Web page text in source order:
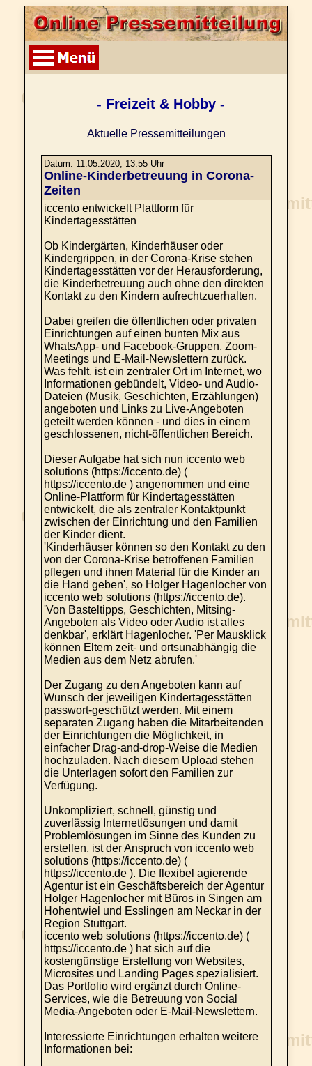
- Freizeit & Hobby -
Aktuelle Pressemitteilungen
Datum: 11.05.2020, 13:55 Uhr
Online-Kinderbetreuung in Corona-
Zeiten
iccento entwickelt Plattform für
Kindertagesstätten
Ob Kindergärten, Kinderhäuser oder
Kindergrippen, in der Corona-Krise stehen
Kindertagesstätten vor der Herausforderung,
die Kinderbetreuung auch ohne den direkten
Kontakt zu den Kindern aufrechtzuerhalten.
Dabei greifen die öffentlichen oder privaten
Einrichtungen auf einen bunten Mix aus
WhatsApp- und Facebook-Gruppen, Zoom-
Meetings und E-Mail-Newslettern zurück.
Was fehlt, ist ein zentraler Ort im Internet, wo
Informationen gebündelt, Video- und Audio-
Dateien (Musik, Geschichten, Erzählungen)
angeboten und Links zu Live-Angeboten
geteilt werden können - und dies in einem
geschlossenen, nicht-öffentlichen Bereich.
Dieser Aufgabe hat sich nun iccento web
solutions (https://iccento.de) (
https://iccento.de ) angenommen und eine
Online-Plattform für Kindertagesstätten
entwickelt, die als zentraler Kontaktpunkt
zwischen der Einrichtung und den Familien
der Kinder dient.
'Kinderhäuser können so den Kontakt zu den
von der Corona-Krise betroffenen Familien
pflegen und ihnen Material für die Kinder an
die Hand geben', so Holger Hagenlocher von
iccento web solutions (https://iccento.de).
'Von Basteltipps, Geschichten, Mitsing-
Angeboten als Video oder Audio ist alles
denkbar', erklärt Hagenlocher. 'Per Mausklick
können Eltern zeit- und ortsunabhängig die
Medien aus dem Netz abrufen.'
Der Zugang zu den Angeboten kann auf
Wunsch der jeweiligen Kindertagesstätten
passwort-geschützt werden. Mit einem
separaten Zugang haben die Mitarbeitenden
der Einrichtungen die Möglichkeit, in
einfacher Drag-and-drop-Weise die Medien
hochzuladen. Nach diesem Upload stehen
die Unterlagen sofort den Familien zur
Verfügung.
Unkompliziert, schnell, günstig und
zuverlässig Internetlösungen und damit
Problemlösungen im Sinne des Kunden zu
erstellen, ist der Anspruch von iccento web
solutions (https://iccento.de) (
https://iccento.de ). Die flexibel agierende
Agentur ist ein Geschäftsbereich der Agentur
Holger Hagenlocher mit Büros in Singen am
Hohentwiel und Esslingen am Neckar in der
Region Stuttgart.
iccento web solutions (https://iccento.de) (
https://iccento.de ) hat sich auf die
kostengünstige Erstellung von Websites,
Microsites und Landing Pages spezialisiert.
Das Portfolio wird ergänzt durch Online-
Services, wie die Betreuung von Social
Media-Angeboten oder E-Mail-Newslettern.
Interessierte Einrichtungen erhalten weitere
Informationen bei: